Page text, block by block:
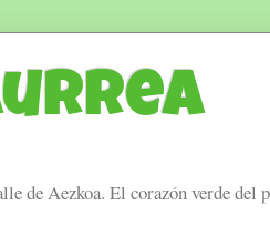
de Aezkoa. El corazón verde